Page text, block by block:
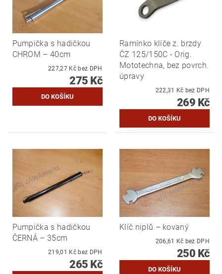
Pumpička s hadičkou
CHROM – 40cm
227,27 Kč bez DPH
275 Kč
Ramínko klíče z. brzdy
ČZ 125/150C - Orig.
Mototechna, bez povrch.
úpravy
222,31 Kč bez DPH
269 Kč
Pumpička s hadičkou
ČERNÁ – 35cm
219,01 Kč bez DPH
265 Kč
Klíč niplů – kovaný
206,61 Kč bez DPH
250 Kč